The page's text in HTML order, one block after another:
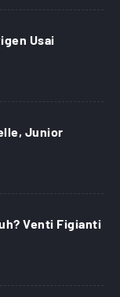
Usai
Junior
Venti Figianti